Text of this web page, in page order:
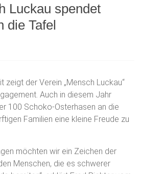
Luckau spendet
die Tafel
zeigt der Verein „Mensch Luckau“
Auch in diesem Jahr
100 Schoko-Osterhasen an die
Familien eine kleine Freude zu
möchten wir ein Zeichen der
Menschen, die es schwerer